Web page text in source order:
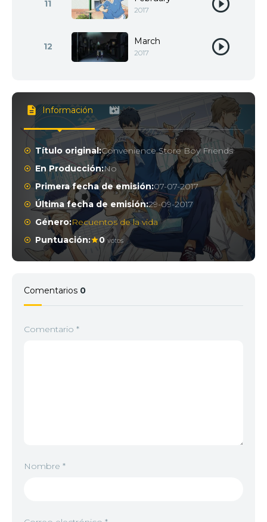
11
2017
12 March
2017
Información
Título original:Convenience Store Boy Friends
En Producción:No
Primera fecha de emisión:07-07-2017
Última fecha de emisión:29-09-2017
Género:Recuentos de la vida
Puntuación:
0 votos
Comentarios 0
Comentario *
Nombre *